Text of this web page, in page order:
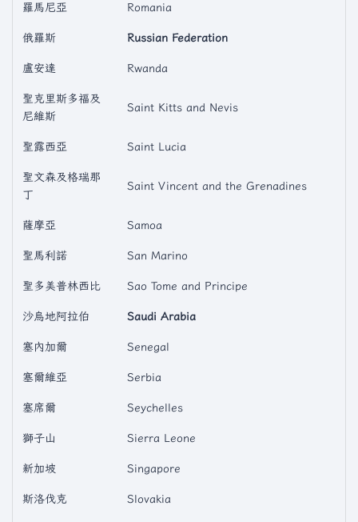
羅馬尼亞 Romania
俄羅斯 Russian Federation
盧安達 Rwanda
聖克里斯多福及
尼維斯
Saint Kitts and Nevis
聖露西亞 Saint Lucia
聖文森及格瑞那
丁
Saint Vincent and the Grenadines
薩摩亞 Samoa
聖馬利諾 San Marino
聖多美普林西比 Sao Tome and Principe
沙烏地阿拉伯 Saudi Arabia
塞內加爾 Senegal
塞爾維亞 Serbia
塞席爾 Seychelles
獅子山 Sierra Leone
新加坡 Singapore
斯洛伐克 Slovakia